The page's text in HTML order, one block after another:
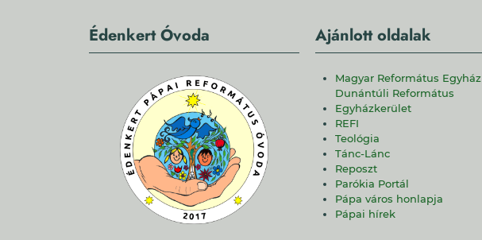
Édenkert Óvoda Ajánlott oldalak
Magyar Református Egyház
Dunántúli Református
Egyházkerület
REFI
Teológia
Tánc-Lánc
Reposzt
Parókia Portál
Pápa város honlapja
Pápai hírek